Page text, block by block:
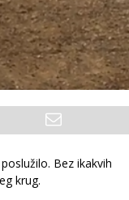
Bez ikakvih
krug.